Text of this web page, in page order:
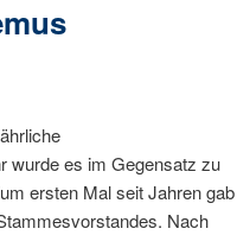
wurde es im Gegensatz zu
ersten Mal seit Jahren gab
Nach